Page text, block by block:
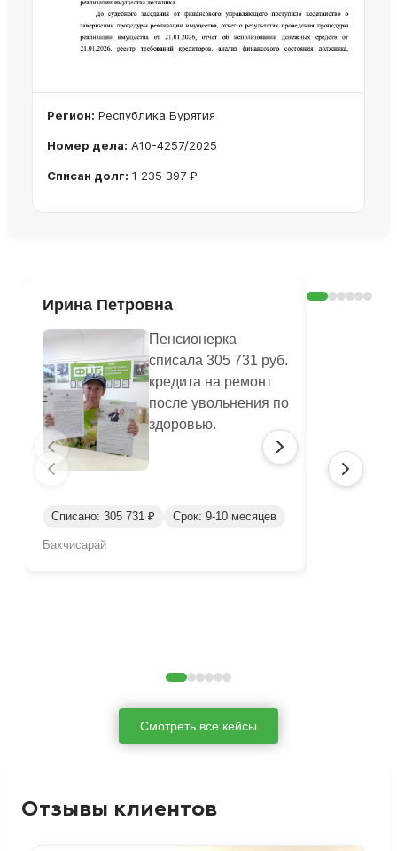
Регион: Республика Бурятия
Номер дела: А10-4257/2025
Списан долг: 1 235 397 ₽
Ирина Петровна
Пенсионерка
списала 305 731 руб.
кредита на ремонт
после увольнения по
здоровью.
Списано: 305 731 ₽ Срок: 9-10 месяцев
Бахчисарай
Смотреть все кейсы
Отзывы клиентов